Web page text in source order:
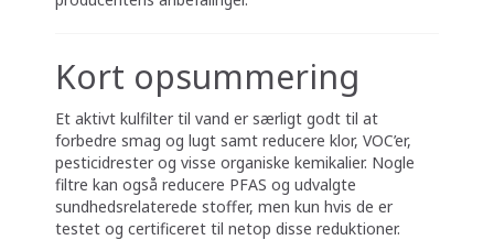
Kort opsummering
Et aktivt kulfilter til vand er særligt godt til at
forbedre smag og lugt samt reducere klor, VOC’er,
pesticidrester og visse organiske kemikalier. Nogle
filtre kan også reducere PFAS og udvalgte
sundhedsrelaterede stoffer, men kun hvis de er
testet og certificeret til netop disse reduktioner.